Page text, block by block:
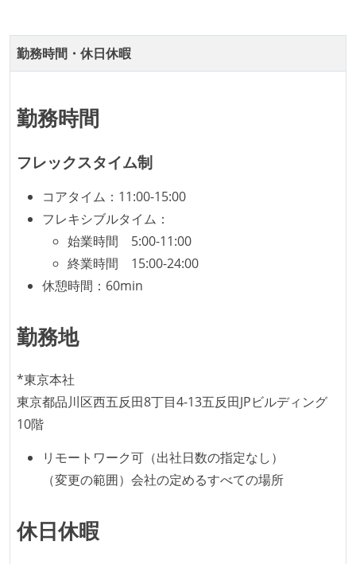
社外から登壇を依頼・指名を受けるようなエンジニア
が在籍している
最新技術を追いかけるための社内勉強会が定期開催さ
Slack等で、最新技術の良し悪しをメンバーがよく会話
している
開発メンバーの裁量
設計・実装から運用までを同じ開発チームが担い、フ
ロントエンド、バックエンド、インフラといった役割
の境界を超えて、個人が必要な範囲にまで染み出して
1年以内に、技術負債を解消するためのプロジェクト
トムアップで実施されたことがある
企画を決定する場に、実装を担当する開発メンバーが
参加している
タスクの見積もりは、実装を担当するメンバーが中心
となって行う
ながら、納期または盛り込む機能を柔軟に調整する形
で行う
勤務時間・休日休暇
勤務時間
フレックスタイム制
コアタイム：11:00-15:00
フレキシブルタイム：
始業時間 5:00-11:00
終業時間 15:00-24:00
休憩時間：60min
勤務地
*東京本社
東京都品川区西五反田8丁目4-13五反田JPビルディング
10階
リモートワーク可（出社日数の指定なし）
（変更の範囲）会社の定めるすべての場所
休日休暇